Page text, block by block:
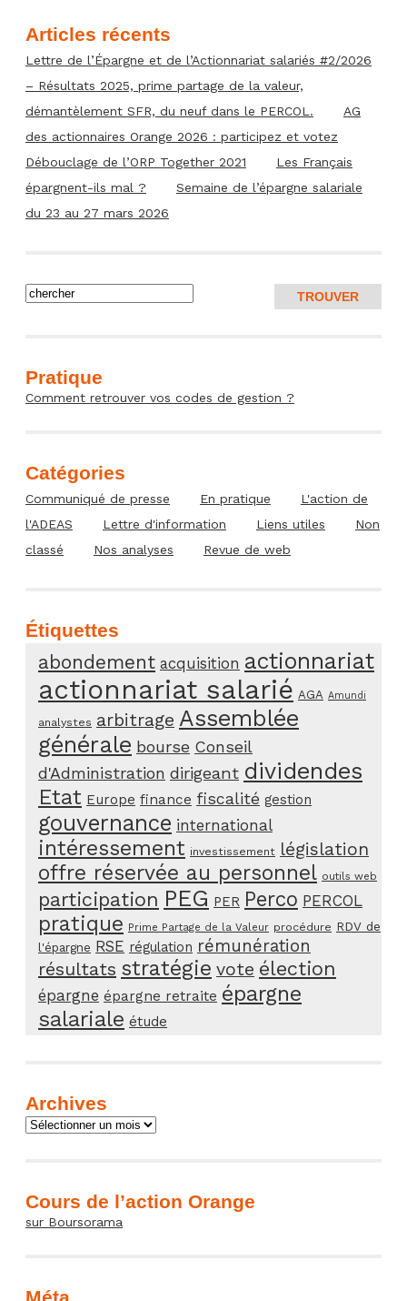
Articles récents
Lettre de l’Épargne et de l’Actionnariat salariés #2/2026
– Résultats 2025, prime partage de la valeur,
démantèlement SFR, du neuf dans le PERCOL.
AG
des actionnaires Orange 2026 : participez et votez
Débouclage de l’ORP Together 2021
Les Français
épargnent-ils mal ?
Semaine de l’épargne salariale
du 23 au 27 mars 2026
Pratique
Comment retrouver vos codes de gestion ?
Catégories
Communiqué de presse En pratique
L'action de
l'ADEAS
Lettre d'information Liens utiles
Non
classé
Nos analyses Revue de web
Étiquettes
abondement acquisition actionnariat
actionnariat salarié AGA Amundi
analystes arbitrage Assemblée
générale bourse Conseil
d'Administration dirigeant dividendes
Etat Europe finance fiscalité gestion
gouvernance international
intéressement investissement législation
offre réservée au personnel outils web
participation PEG PER Perco PERCOL
pratique Prime Partage de la Valeur procédure RDV de
l'épargne RSE régulation rémunération
résultats stratégie vote élection
épargne épargne retraite épargne
salariale étude
Archives
Archives
Cours de l’action Orange
sur Boursorama
Méta